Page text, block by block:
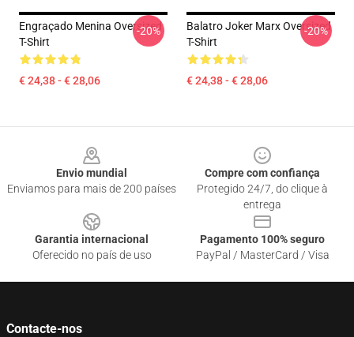
Engraçado Menina Oversized
T-Shirt
€ 24,38 - € 28,06
-20%
Balatro Joker Marx Oversized
T-Shirt
€ 24,38 - € 28,06
-20%
Envio mundial
Enviamos para mais de 200 países
Compre com confiança
Protegido 24/7, do clique à
entrega
Garantia internacional
Oferecido no país de uso
Pagamento 100% seguro
PayPal / MasterCard / Visa
Contacte-nos